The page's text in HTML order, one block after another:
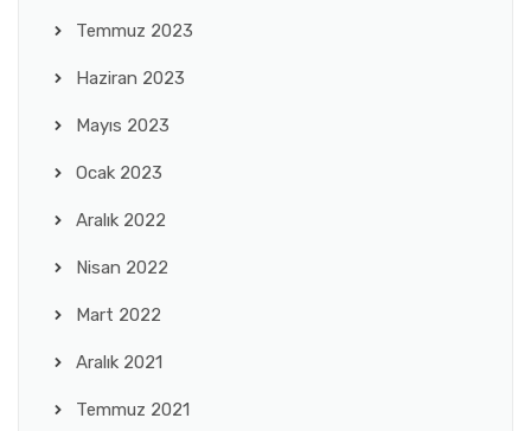
Temmuz 2023
Haziran 2023
Mayıs 2023
Ocak 2023
Aralık 2022
Nisan 2022
Mart 2022
Aralık 2021
Temmuz 2021